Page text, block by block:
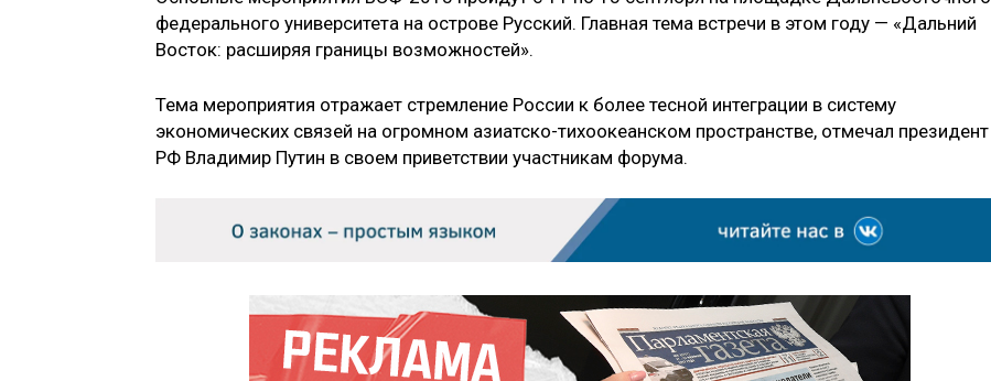
федерального университета на острове Русский. Главная тема встречи в этом году — «Дальний
Восток: расширяя границы возможностей».
Тема мероприятия отражает стремление России к более тесной интеграции в систему
экономических связей на огромном азиатско-тихоокеанском пространстве, отмечал президент
РФ Владимир Путин в своем приветствии участникам форума.